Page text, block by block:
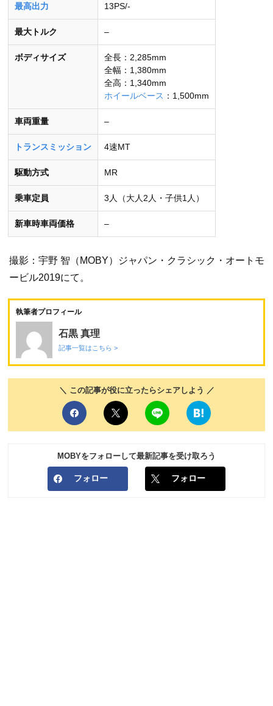
最高出力 13PS/-
最大トルク –
ボディサイズ
全長：2,285mm
全幅：1,380mm
全高：1,340mm
ホイールベース ：1,500mm
車両重量 –
トランスミッション 4速MT
駆動方式 MR
乗車定員 3人（大人2人・子供1人）
新車時車両価格 –
撮影：宇野 智（MOBY）ジャパン・クラシック・オートモ
ービル2019にて。
執筆者プロフィール
石黒 真理
記事一覧はこちら >
＼ この記事が役に立ったらシェアしよう ／
MOBYをフォローして最新記事を受け取ろう
フォロー フォロー